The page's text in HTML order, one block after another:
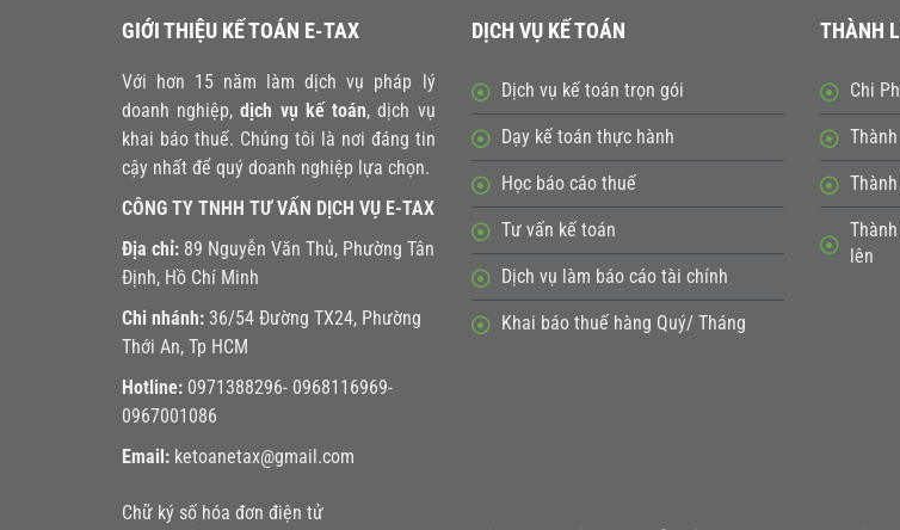
Chữ ký số hóa đơn điện tử
GIỚI THIỆU KẾ TOÁN E-TAX
Với hơn 15 năm làm dịch vụ pháp lý
doanh nghiệp,dịch vụ kế toán, dịch vụ
khai báo thuế. Chúng tôi là nơi đáng tin
cậy nhất để quý doanh nghiệp lựa chọn.
CÔNG TY TNHH TƯ VẤN DỊCH VỤ E-TAX
Địa chỉ: 89 Nguyễn Văn Thủ, Phường Tân
Định, Hồ Chí Minh
Chi nhánh: 36/54 Đường TX24, Phường
Thới An, Tp HCM
Hotline: 0971388296- 0968116969-
0967001086
Email: ketoanetax@gmail.com
DỊCH VỤ KẾ TOÁN
Dịch vụ kế toán trọn gói
Dạy kế toán thực hành
Học báo cáo thuế
Tư vấn kế toán
Dịch vụ làm báo cáo tài chính
Khai báo thuế hàng Quý/ Tháng
THÀNH
Chi
lên